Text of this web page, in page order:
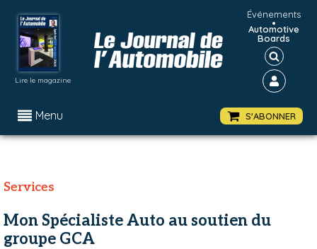
Lire le magazine
Événements
•
Automotive
Boards
Menu S'ABONNER
Services
Mon Spécialiste Auto au soutien du
groupe GCA